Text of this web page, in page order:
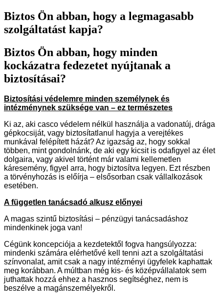
Biztos Ön abban, hogy a legmagasabb
szolgáltatást kapja?
Biztos Ön abban, hogy minden
kockázatra fedezetet nyújtanak a
biztosításai?
Biztosítási védelemre minden személynek és
intézménynek szüksége van – ez természetes
Ki az, aki casco védelem nélkül használja a vadonatúj, drága
gépkocsiját, vagy biztosítatlanul hagyja a verejtékes
munkával felépített házát? Az igazság az, hogy sokkal
többen, mint gondolnánk, de aki egy kicsit is odafigyel az élet
dolgaira, vagy akivel történt már valami kellemetlen
káresemény, figyel arra, hogy biztosítva legyen. Ezt részben
a törvényhozás is előírja – elsősorban csak vállalkozások
esetében.
A független tanácsadó alkusz előnyei
A magas szintű biztosítási – pénzügyi tanácsadáshoz
mindenkinek joga van!
Cégünk koncepciója a kezdetektől fogva hangsúlyozza:
mindenki számára elérhetővé kell tenni azt a szolgáltatási
színvonalat, amit csak a nagy intézményi ügyfelek kaphattak
meg korábban. A múltban még kis- és középvállalatok sem
juthattak hozzá ehhez a hasznos segítséghez, nem is
beszélve a magánszemélyekről.